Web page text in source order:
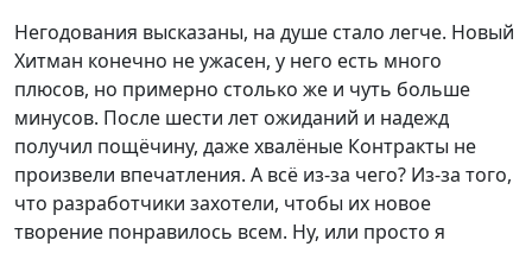
Негодования высказаны, на душе стало легче. Новый
Хитман конечно не ужасен, у него есть много
плюсов, но примерно столько же и чуть больше
минусов. После шести лет ожиданий и надежд
получил пощёчину, даже хвалёные Контракты не
произвели впечатления. А всё из-за чего? Из-за того,
что разработчики захотели, чтобы их новое
творение понравилось всем. Ну, или просто я